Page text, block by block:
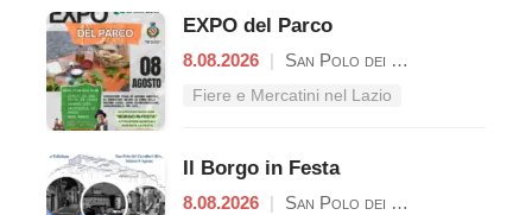
EXPO del Parco
8.08.2026 | San Polo dei Cavalieri
Fiere e Mercatini nel Lazio
Il Borgo in Festa
8.08.2026 | San Polo dei Cavalieri